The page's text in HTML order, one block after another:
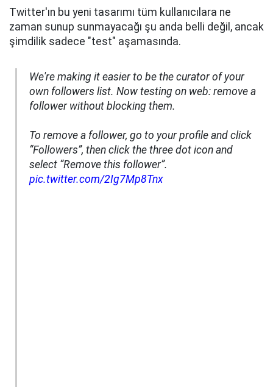
Twitter'ın bu yeni tasarımı tüm kullanıcılara ne
zaman sunup sunmayacağı şu anda belli değil, ancak
şimdilik sadece "test" aşamasında.
We're making it easier to be the curator of your
own followers list. Now testing on web: remove a
follower without blocking them.
To remove a follower, go to your profile and click
“Followers”, then click the three dot icon and
select “Remove this follower”.
pic.twitter.com/2Ig7Mp8Tnx